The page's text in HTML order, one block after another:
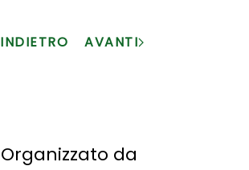
INDIETRO AVANTI
Organizzato da